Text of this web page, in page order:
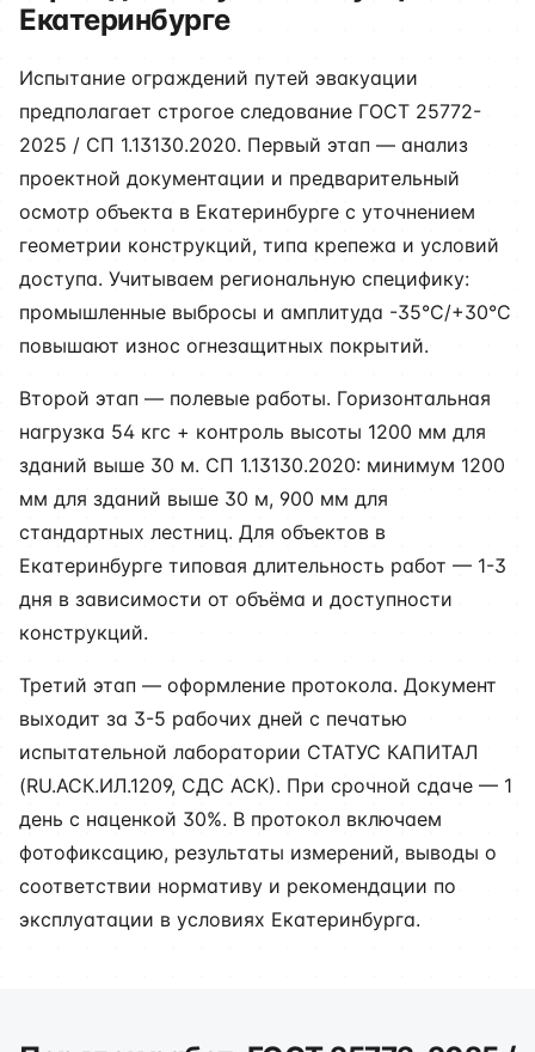
Екатеринбурге
Испытание ограждений путей эвакуации
предполагает строгое следование ГОСТ 25772-
2025 / СП 1.13130.2020. Первый этап — анализ
проектной документации и предварительный
осмотр объекта в Екатеринбурге с уточнением
геометрии конструкций, типа крепежа и условий
доступа. Учитываем региональную специфику:
промышленные выбросы и амплитуда -35°C/+30°C
повышают износ огнезащитных покрытий.
Второй этап — полевые работы. Горизонтальная
нагрузка 54 кгс + контроль высоты 1200 мм для
зданий выше 30 м. СП 1.13130.2020: минимум 1200
мм для зданий выше 30 м, 900 мм для
стандартных лестниц. Для объектов в
Екатеринбурге типовая длительность работ — 1-3
дня в зависимости от объёма и доступности
конструкций.
Третий этап — оформление протокола. Документ
выходит за 3-5 рабочих дней с печатью
испытательной лаборатории СТАТУС КАПИТАЛ
(RU.АСК.ИЛ.1209, СДС АСК). При срочной сдаче — 1
день с наценкой 30%. В протокол включаем
фотофиксацию, результаты измерений, выводы о
соответствии нормативу и рекомендации по
эксплуатации в условиях Екатеринбурга.